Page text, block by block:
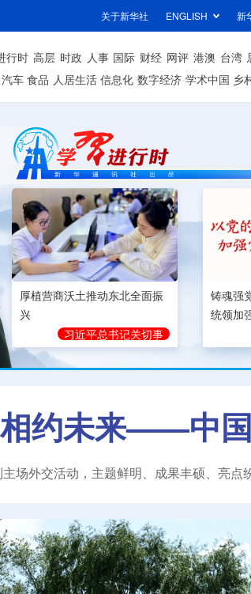
关于新华社 ENGLISH 新
行时 高层 时政 人事 国际 财经 网评 港澳 台湾
汽车 食品 人居生活 信息化 数字经济 学术中国 乡
厚植营商沃土推动东北全面振
兴
习近平总书记关切事
铸魂强
统领加
约未来——中
场外交活动，主题鲜明、成果丰硕、亮